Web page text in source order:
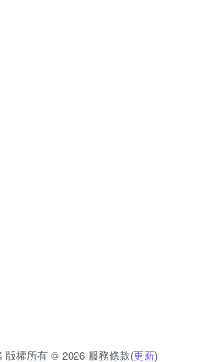
版權所有 © 2026 服務條款(更新)